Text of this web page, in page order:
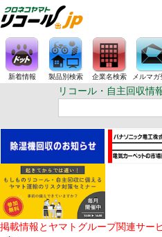
新着情報 製品別検索 企業名検索 メルマガ
リコール・自主回収情
掲載情報とヤマトグループ関連サー